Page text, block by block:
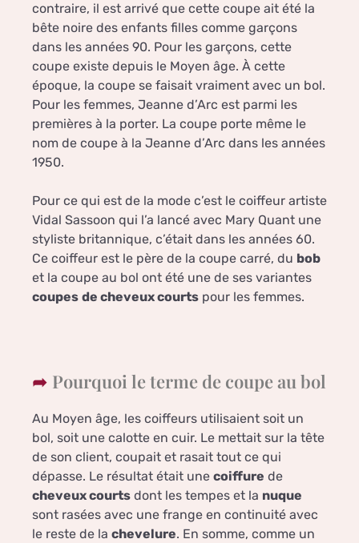
contraire, il est arrivé que cette coupe ait été la
bête noire des enfants filles comme garçons
dans les années 90. Pour les garçons, cette
coupe existe depuis le Moyen âge. À cette
époque, la coupe se faisait vraiment avec un bol.
Pour les femmes, Jeanne d’Arc est parmi les
premières à la porter. La coupe porte même le
nom de coupe à la Jeanne d’Arc dans les années
1950.
Pour ce qui est de la mode c’est le coiffeur artiste
Vidal Sassoon qui l’a lancé avec Mary Quant une
styliste britannique, c’était dans les années 60.
Ce coiffeur est le père de la coupe carré, du bob
et la coupe au bol ont été une de ses variantes
coupes de cheveux courts pour les femmes.
Pourquoi le terme de coupe au bol
Au Moyen âge, les coiffeurs utilisaient soit un
bol, soit une calotte en cuir. Le mettait sur la tête
de son client, coupait et rasait tout ce qui
dépasse. Le résultat était une coiffure de
cheveux courts dont les tempes et la nuque
sont rasées avec une frange en continuité avec
le reste de la chevelure. En somme, comme un